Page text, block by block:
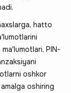
hatto
PIN-
oshkor
oshiring